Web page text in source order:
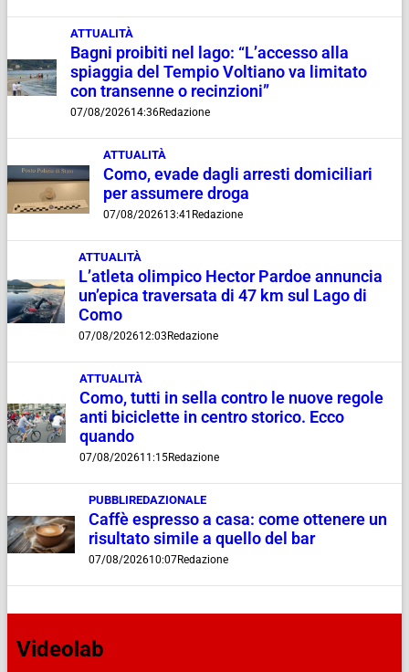
ATTUALITÀ
Bagni proibiti nel lago: “L’accesso alla
spiaggia del Tempio Voltiano va limitato
con transenne o recinzioni”
07/08/202614:36Redazione
ATTUALITÀ
Como, evade dagli arresti domiciliari
per assumere droga
07/08/202613:41 Redazione
ATTUALITÀ
L’atleta olimpico Hector Pardoe annuncia
un’epica traversata di 47 km sul Lago di
Como
07/08/202612:03 Redazione
ATTUALITÀ
Como, tutti in sella contro le nuove regole
anti biciclette in centro storico. Ecco
quando
07/08/202611:15Redazione
PUBBLIREDAZIONALE
Caffè espresso a casa: come ottenere un
risultato simile a quello del bar
07/08/202610:07Redazione
Videolab